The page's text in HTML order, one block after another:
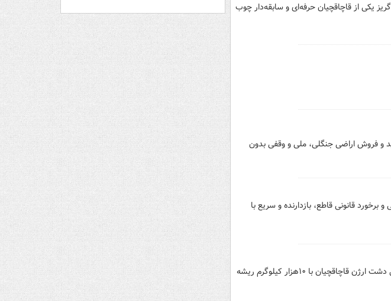
یکی از قاچاقچیان حرفه‌ای و سابقه‌دار چوب
و فروش اراضی جنگلی، ملی و وقفی بدون
قانونی قاطع، بازدارنده و سریع با
مدیرکل منابع‌طبیعی و آبخیزداری فارس گفت: در یک عملیات در جاده مواصلاتی دشت ارژن قاچاقچیان با ۱۰هزار کیلوگرم ریشه